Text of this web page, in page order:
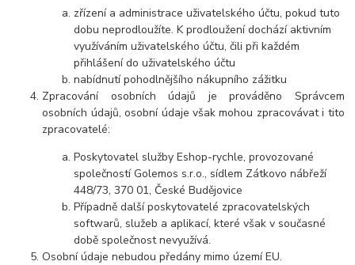
zřízení a administrace uživatelského účtu, pokud tuto
dobu neprodloužíte. K prodloužení dochází aktivním
využíváním uživatelského účtu, čili při každém
přihlášení do uživatelského účtu
nabídnutí pohodlnějšího nákupního zážitku
Zpracování osobních údajů je prováděno Správcem
osobních údajů, osobní údaje však mohou zpracovávat i tito
zpracovatelé:
Poskytovatel služby Eshop-rychle, provozované
společností Golemos s.r.o., sídlem Zátkovo nábřeží
448/73, 370 01, České Budějovice
Případně další poskytovatelé zpracovatelských
softwarů, služeb a aplikací, které však v současné
době společnost nevyužívá.
Osobní údaje nebudou předány mimo území EU.